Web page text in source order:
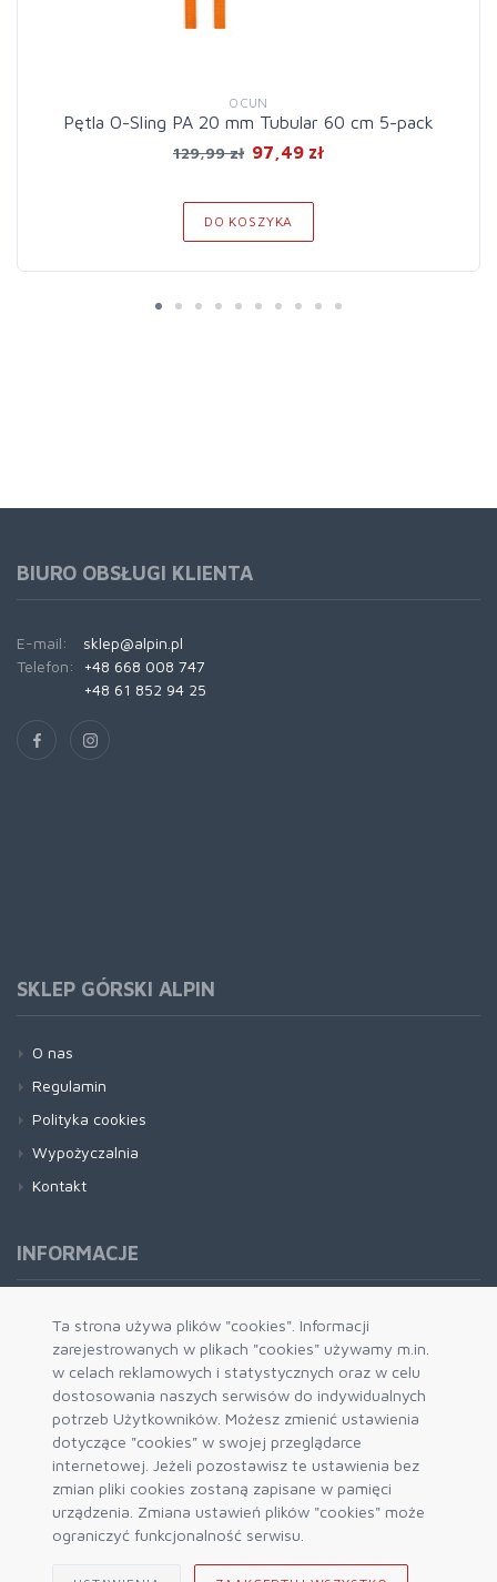
Ta strona używa plików "cookies". Informacji
zarejestrowanych w plikach "cookies" używamy m.in.
w celach reklamowych i statystycznych oraz w celu
dostosowania naszych serwisów do indywidualnych
potrzeb Użytkowników. Możesz zmienić ustawienia
dotyczące "cookies" w swojej przeglądarce
internetowej. Jeżeli pozostawisz te ustawienia bez
zmian pliki cookies zostaną zapisane w pamięci
urządzenia. Zmiana ustawień plików "cookies" może
ograniczyć funkcjonalność serwisu.
OCUN
Pętla O-Sling PA 20 mm Tubular 60 cm 5-pack
129,99 zł 97,49 zł
DO KOSZYKA
BIURO OBSŁUGI KLIENTA
E-mail:
sklep@alpin.pl
Telefon:
+48 668 008 747
+48 61 852 94 25
SKLEP GÓRSKI ALPIN
O nas
Regulamin
Polityka cookies
Wypożyczalnia
Kontakt
INFORMACJE
Formy płatności
Dostawa i wysyłka
Zwrot i wymiana
System rabatowy
Kody rabatowe
Blog